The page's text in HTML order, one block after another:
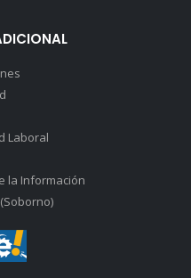
Laboral
la Información